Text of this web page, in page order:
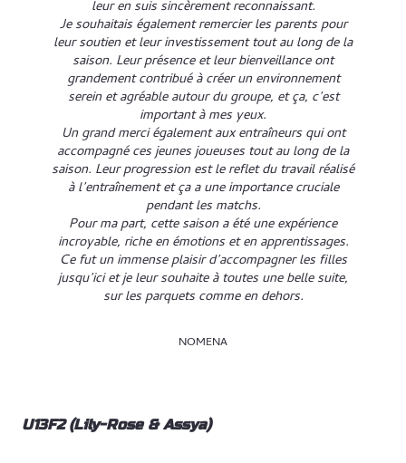
leur en suis sincèrement reconnaissant.
Je souhaitais également remercier les parents pour
leur soutien et leur investissement tout au long de la
saison. Leur présence et leur bienveillance ont
grandement contribué à créer un environnement
serein et agréable autour du groupe, et ça, c’est
important à mes yeux.
Un grand merci également aux entraîneurs qui ont
accompagné ces jeunes joueuses tout au long de la
saison. Leur progression est le reflet du travail réalisé
à l’entraînement et ça a une importance cruciale
pendant les matchs.
Pour ma part, cette saison a été une expérience
incroyable, riche en émotions et en apprentissages.
Ce fut un immense plaisir d’accompagner les filles
jusqu’ici et je leur souhaite à toutes une belle suite,
sur les parquets comme en dehors.
NOMENA
U13F2 (Lily-Rose & Assya)